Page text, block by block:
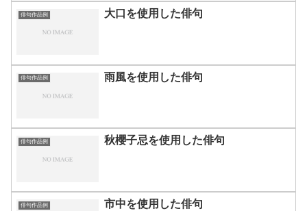
俳句作品例 大口を使用した俳句
俳句作品例 雨風を使用した俳句
俳句作品例 秋櫻子忌を使用した俳句
俳句作品例 市中を使用した俳句